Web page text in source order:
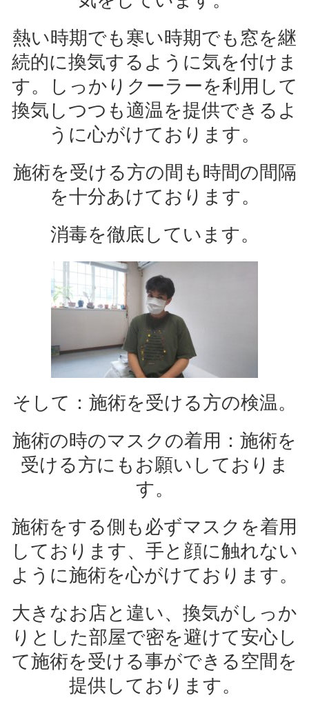
熱い時期でも寒い時期でも窓を継
続的に換気するように気を付けま
す。しっかりクーラーを利用して
換気しつつも適温を提供できるよ
うに心がけております。
施術を受ける方の間も時間の間隔
を十分あけております。
消毒を徹底しています。
そして：施術を受ける方の検温。
施術の時のマスクの着用：施術を
受ける方にもお願いしておりま
す。
施術をする側も必ずマスクを着用
しております、手と顔に触れない
ように施術を心がけております。
大きなお店と違い、換気がしっか
りとした部屋で密を避けて安心し
て施術を受ける事ができる空間を
提供しております。